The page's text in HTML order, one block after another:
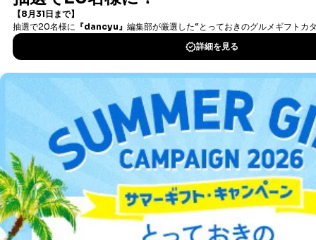
※入力いただいたメールアドレスに雑誌のメールマガジンを送信
いたします。迷惑メール対策設定をされている場合、
い。
携帯電話）ではご覧いただけません。パソコン、スマートフォ
ン、タブレットよりご登録ください。
※メールソフトの種類・バージョン・設定等により、メールが正
常に受信、表示されない場合があります。
総合案内
アフィリエイト